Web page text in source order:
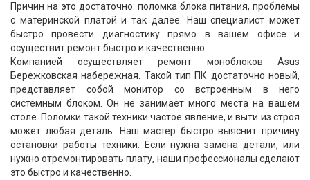
Причин на это достаточно: поломка блока питания, проблемы
с материнской платой и так далее. Наш специалист может
быстро провести диагностику прямо в вашем офисе и
осуществит ремонт быстро и качественно.
Компанией осуществляет ремонт моноблоков Asus
Бережковская набережная. Такой тип ПК достаточно новый,
представляет собой монитор со встроенным в него
системным блоком. Он не занимает много места на вашем
столе. Поломки такой техники частое явление, и выти из строя
может любая деталь. Наш мастер быстро выяснит причину
остановки работы техники. Если нужна замена детали, или
нужно отремонтировать плату, наши профессионалы сделают
это быстро и качественно.